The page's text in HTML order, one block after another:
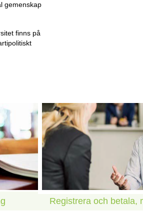
gemenskap
finns på
Registrera och betala,